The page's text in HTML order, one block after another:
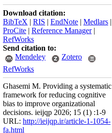
Download citation:
BibTeX | RIS | EndNote | Medlars |
ProCite | Reference Manager|
RefWorks
Send citation to:
Mendeley
Zotero
RefWorks
Ghasemi M. Providing a systematic
framework for reducing cognitive
bias to improve organizational
decisions. ieijqp 2026; 15 (1) :1-9
URL: http://ieijqp.ir/article-1-1054-
fa.html